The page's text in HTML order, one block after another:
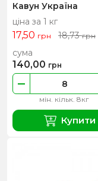
Кавун Україна
ціна за 1 кг
17,50 грн 18,73грн
мін. кільк. 8кг
сума
140,00 грн
Купити